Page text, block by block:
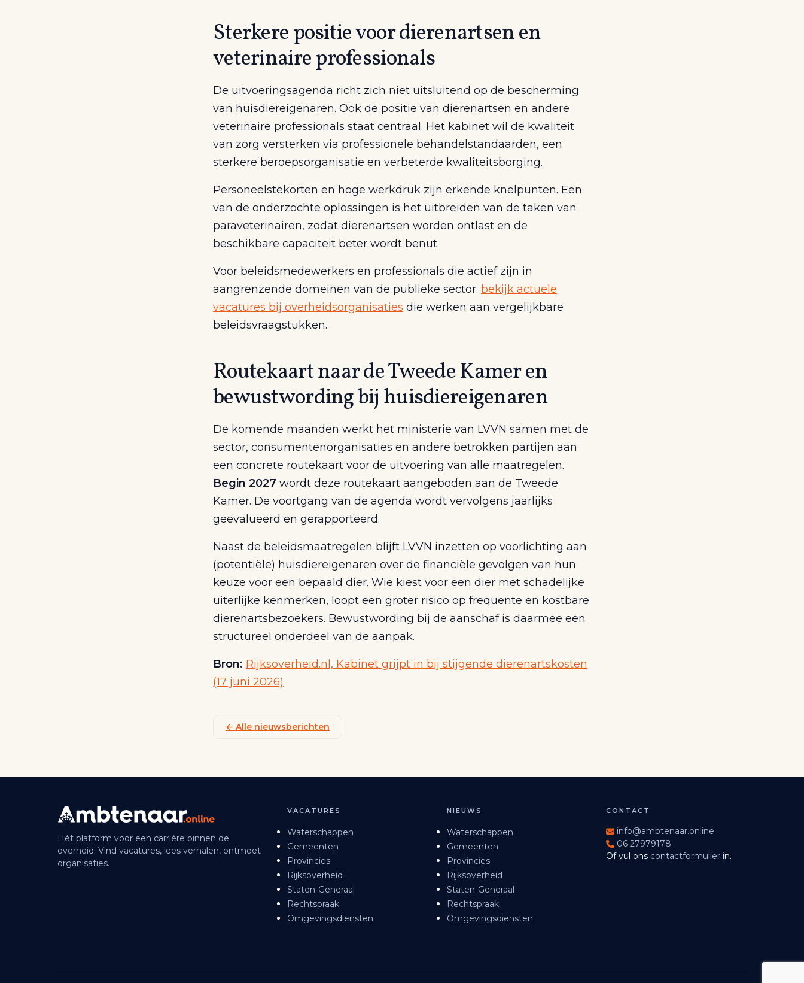
Sterkere positie voor dierenartsen en
veterinaire professionals
De uitvoeringsagenda richt zich niet uitsluitend op de bescherming
van huisdiereigenaren. Ook de positie van dierenartsen en andere
veterinaire professionals staat centraal. Het kabinet wil de kwaliteit
van zorg versterken via professionele behandelstandaarden, een
sterkere beroepsorganisatie en verbeterde kwaliteitsborging.
Personeelstekorten en hoge werkdruk zijn erkende knelpunten. Een
van de onderzochte oplossingen is het uitbreiden van de taken van
paraveterinairen, zodat dierenartsen worden ontlast en de
beschikbare capaciteit beter wordt benut.
Voor beleidsmedewerkers en professionals die actief zijn in
aangrenzende domeinen van de publieke sector: bekijk actuele
vacatures bij overheidsorganisaties die werken aan vergelijkbare
beleidsvraagstukken.
Routekaart naar de Tweede Kamer en
bewustwording bij huisdiereigenaren
De komende maanden werkt het ministerie van LVVN samen met de
sector, consumentenorganisaties en andere betrokken partijen aan
een concrete routekaart voor de uitvoering van alle maatregelen.
Begin 2027 wordt deze routekaart aangeboden aan de Tweede
Kamer. De voortgang van de agenda wordt vervolgens jaarlijks
geëvalueerd en gerapporteerd.
Naast de beleidsmaatregelen blijft LVVN inzetten op voorlichting aan
(potentiële) huisdiereigenaren over de financiële gevolgen van hun
keuze voor een bepaald dier. Wie kiest voor een dier met schadelijke
uiterlijke kenmerken, loopt een groter risico op frequente en kostbare
dierenartsbezoekers. Bewustwording bij de aanschaf is daarmee een
structureel onderdeel van de aanpak.
Bron: Rijksoverheid.nl, Kabinet grijpt in bij stijgende dierenartskosten
(17 juni 2026)
← Alle nieuwsberichten
Hét platform voor een carrière binnen de
overheid. Vind vacatures, lees verhalen, ontmoet
organisaties.
VACATURES
Waterschappen
Gemeenten
Provincies
Rijksoverheid
Staten-Generaal
Rechtspraak
Omgevingsdiensten
NIEUWS
Waterschappen
Gemeenten
Provincies
Rijksoverheid
Staten-Generaal
Rechtspraak
Omgevingsdiensten
CONTACT
info@ambtenaar.online
06 27979178
Of vul ons contactformulier in.